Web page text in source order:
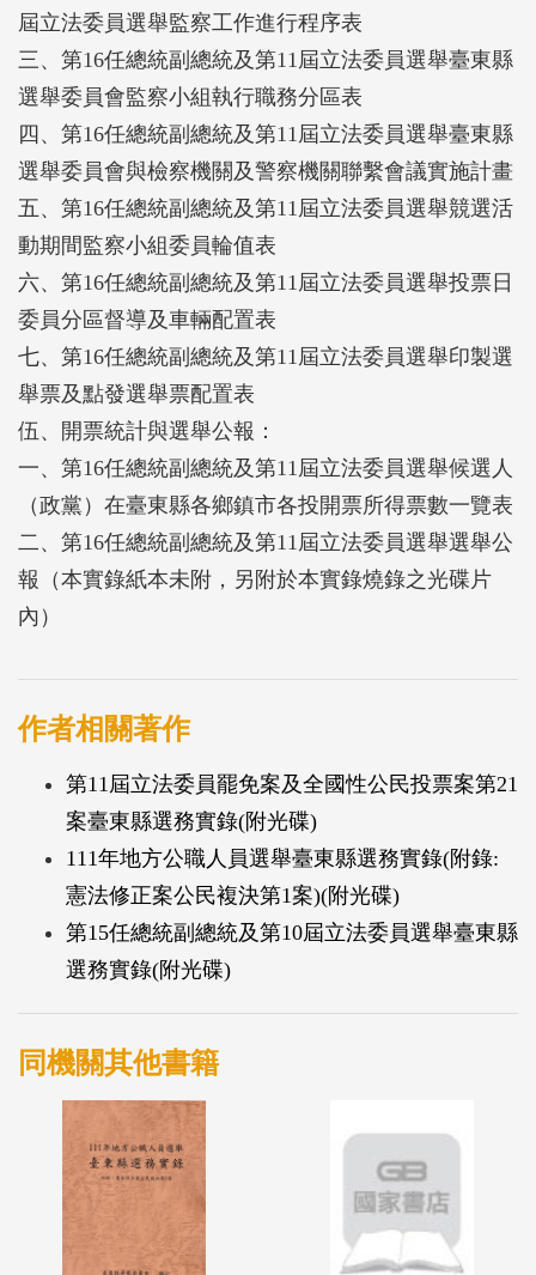
屆立法委員選舉監察工作進行程序表
三、第16任總統副總統及第11屆立法委員選舉臺東縣
選舉委員會監察小組執行職務分區表
四、第16任總統副總統及第11屆立法委員選舉臺東縣
選舉委員會與檢察機關及警察機關聯繫會議實施計畫
五、第16任總統副總統及第11屆立法委員選舉競選活
動期間監察小組委員輪值表
六、第16任總統副總統及第11屆立法委員選舉投票日
委員分區督導及車輛配置表
七、第16任總統副總統及第11屆立法委員選舉印製選
舉票及點發選舉票配置表
伍、開票統計與選舉公報：
一、第16任總統副總統及第11屆立法委員選舉候選人
（政黨）在臺東縣各鄉鎮市各投開票所得票數一覽表
二、第16任總統副總統及第11屆立法委員選舉選舉公
報（本實錄紙本未附，另附於本實錄燒錄之光碟片
內）
作者相關著作
第11屆立法委員罷免案及全國性公民投票案第21
案臺東縣選務實錄(附光碟)
111年地方公職人員選舉臺東縣選務實錄(附錄:
憲法修正案公民複決第1案)(附光碟)
第15任總統副總統及第10屆立法委員選舉臺東縣
選務實錄(附光碟)
同機關其他書籍